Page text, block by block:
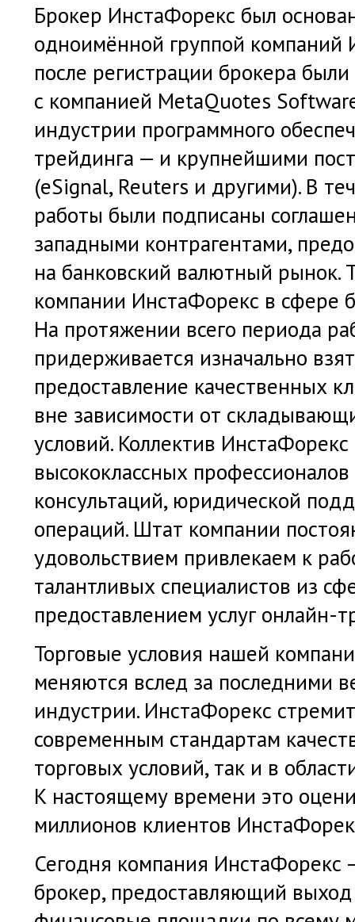
Брокер ИнстаФорекс был
одноимённой группой компаний
после регистрации брокера
с компанией MetaQuotes
индустрии программного
трейдинга — и крупнейшими
(eSignal, Reuters и другими). В
работы были подписаны
западными контрагентами,
на банковский валютный рынок.
компании ИнстаФорекс в сфере
На протяжении всего периода
придерживается изначально
предоставление качественных
вне зависимости от
условий. Коллектив
высококлассных
консультаций, юридической
операций. Штат компании
удовольствием привлекаем к
талантливых специалистов из
предоставлением услуг онлайн-
Торговые условия нашей
меняются вслед за последними
индустрии. ИнстаФорекс
современным стандартам
торговых условий, так и в
К настоящему времени это
миллионов клиентов
Сегодня компания
брокер, предоставляющий